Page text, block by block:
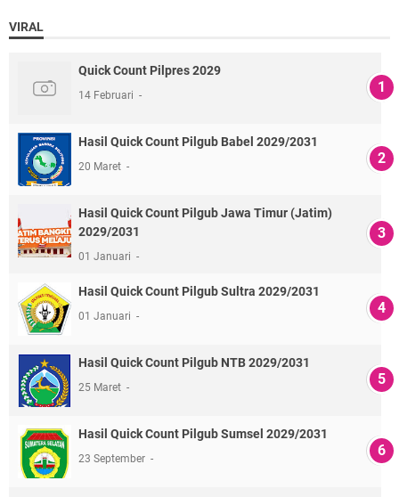
VIRAL
Quick Count Pilpres 2029
14 Februari
Hasil Quick Count Pilgub Babel 2029/2031
20 Maret
Hasil Quick Count Pilgub Jawa Timur (Jatim)
2029/2031
01 Januari
Hasil Quick Count Pilgub Sultra 2029/2031
01 Januari
Hasil Quick Count Pilgub NTB 2029/2031
25 Maret
Hasil Quick Count Pilgub Sumsel 2029/2031
23 September